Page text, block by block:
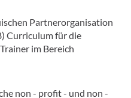
Partnerorganisation
Curriculum für die
im Bereich
non - profit - und non -